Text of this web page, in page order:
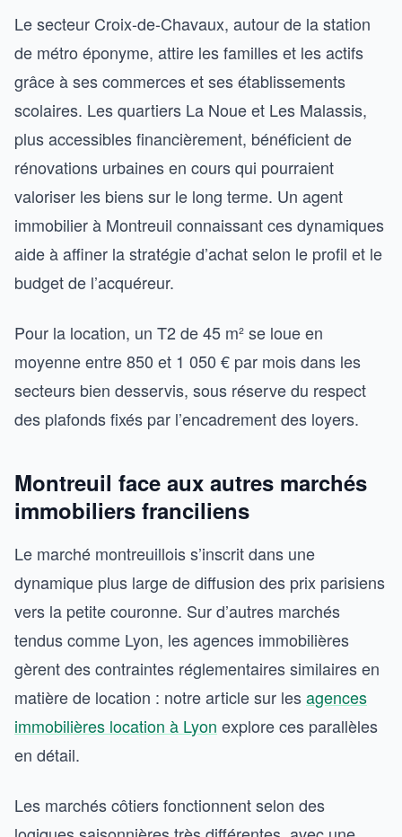
Le secteur Croix-de-Chavaux, autour de la station
de métro éponyme, attire les familles et les actifs
grâce à ses commerces et ses établissements
scolaires. Les quartiers La Noue et Les Malassis,
plus accessibles financièrement, bénéficient de
rénovations urbaines en cours qui pourraient
valoriser les biens sur le long terme. Un agent
immobilier à Montreuil connaissant ces dynamiques
aide à affiner la stratégie d’achat selon le profil et le
budget de l’acquéreur.
Pour la location, un T2 de 45 m² se loue en
moyenne entre 850 et 1 050 € par mois dans les
secteurs bien desservis, sous réserve du respect
des plafonds fixés par l’encadrement des loyers.
Montreuil face aux autres marchés
immobiliers franciliens
Le marché montreuillois s’inscrit dans une
dynamique plus large de diffusion des prix parisiens
vers la petite couronne. Sur d’autres marchés
tendus comme Lyon, les agences immobilières
gèrent des contraintes réglementaires similaires en
matière de location : notre article sur lesagences
immobilières location à Lyon explore ces parallèles
en détail.
Les marchés côtiers fonctionnent selon des